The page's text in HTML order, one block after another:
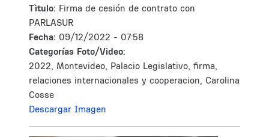
Tìtulo: Firma de cesión de contrato con
PARLASUR
Fecha: 09/12/2022 - 07:58
Categorías Foto/Video:
2022, Montevideo, Palacio Legislativo, firma,
relaciones internacionales y cooperacion, Carolina
Cosse
Descargar Imagen